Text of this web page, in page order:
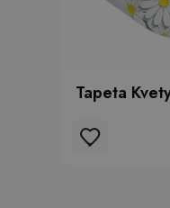
Tapeta